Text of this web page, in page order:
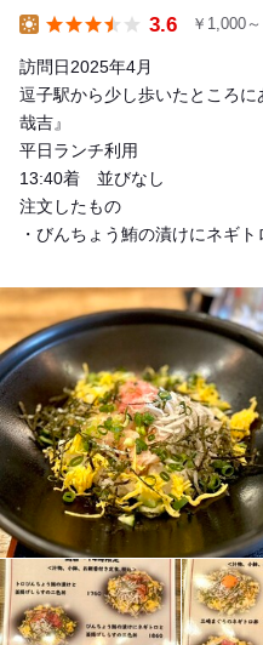
3.6 ￥1,000
訪問日2025年4月
逗子駅から少し歩いたところ
哉吉』
平日ランチ利用
13:40着 並びなし
注文したもの
・びんちょう鮪の漬けにネギト